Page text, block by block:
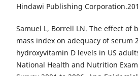
Hindawi Publishing
Samuel L, Borrell LN. The effect of
mass index on adequacy of serum
hydroxyvitamin D levels in US
National Health and Nutrition